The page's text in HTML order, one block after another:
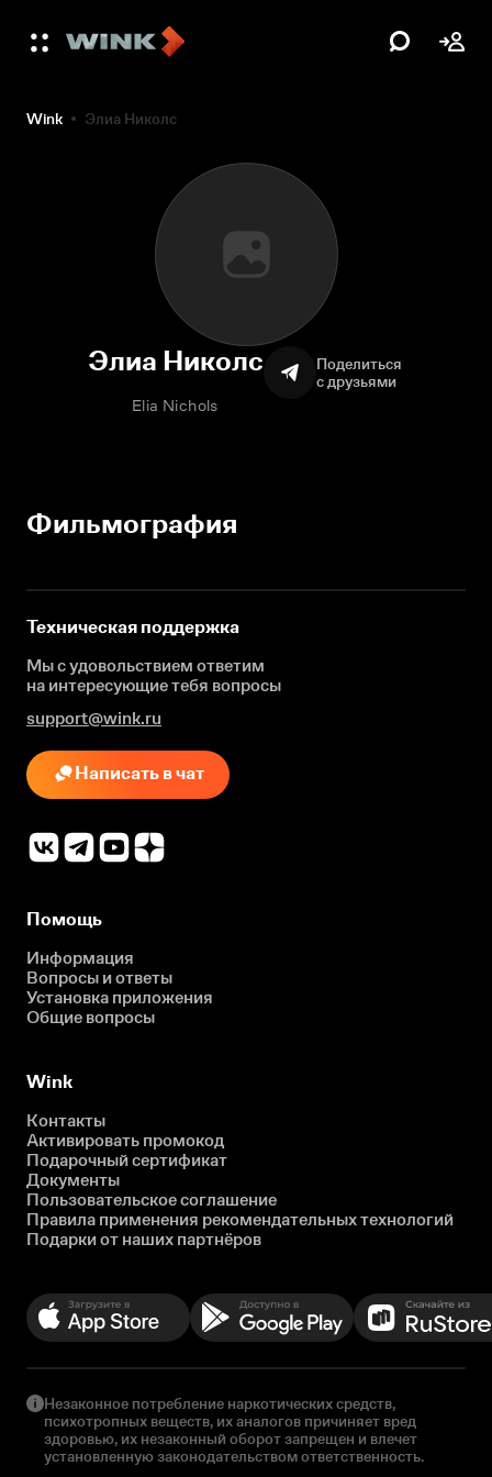
Wink Элиа Николс
Элиа Николс
Elia Nichols
Поделиться
с друзьями
Фильмография
Техническая поддержка
Мы с удовольствием ответим
на интересующиетебя вопросы
support@wink.ru
Написать в чат
Помощь
Информация
Вопросы и ответы
Установка приложения
Общие вопросы
Wink
Контакты
Активировать промокод
Подарочный сертификат
Документы
Пользовательское соглашение
Правила применения рекомендательных технологий
Подарки от наших партнёров
Незаконное потребление наркотических средств,
психотропных веществ, их аналогов причиняет вред
здоровью, их незаконный оборот запрещен и влечет
установленную законодательством ответственность.